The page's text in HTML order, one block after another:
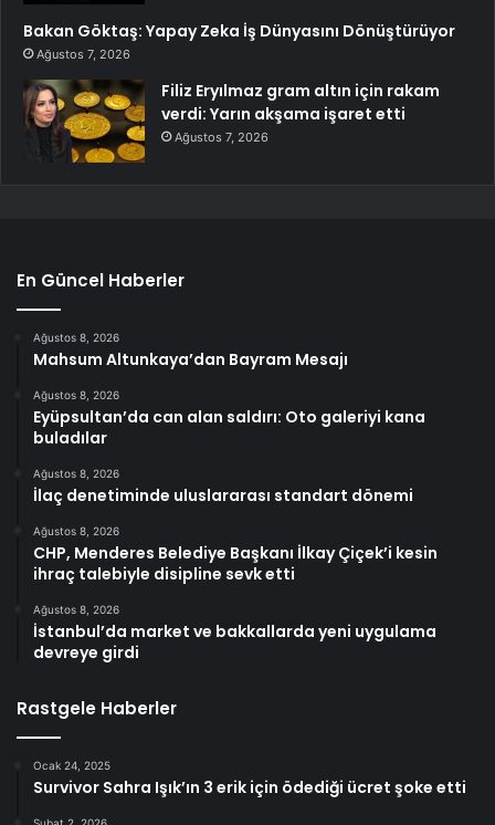
Bakan Göktaş: Yapay Zeka İş Dünyasını Dönüştürüyor
Ağustos 7, 2026
Filiz Eryılmaz gram altın için rakam
verdi: Yarın akşama işaret etti
Ağustos 7, 2026
En Güncel Haberler
Ağustos 8, 2026
Mahsum Altunkaya’dan Bayram Mesajı
Ağustos 8, 2026
Eyüpsultan’da can alan saldırı: Oto galeriyi kana
buladılar
Ağustos 8, 2026
İlaç denetiminde uluslararası standart dönemi
Ağustos 8, 2026
CHP, Menderes Belediye Başkanı İlkay Çiçek’i kesin
ihraç talebiyle disipline sevk etti
Ağustos 8, 2026
İstanbul’da market ve bakkallarda yeni uygulama
devreye girdi
Rastgele Haberler
Ocak 24, 2025
Survivor Sahra Işık’ın 3 erik için ödediği ücret şoke etti
Şubat 2, 2026